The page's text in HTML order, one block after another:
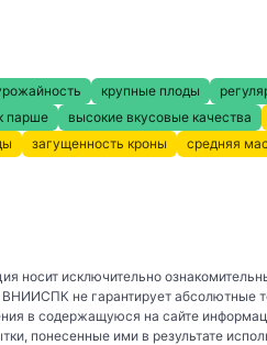
крупные плоды
парше высокие вкусовые качества
загущенность кроны средняя
носит исключительно
не гарантирует абсолютные
в содержащуюся на сайте
понесенные ими в результате